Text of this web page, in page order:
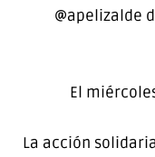
@apelizalde
El
La acción